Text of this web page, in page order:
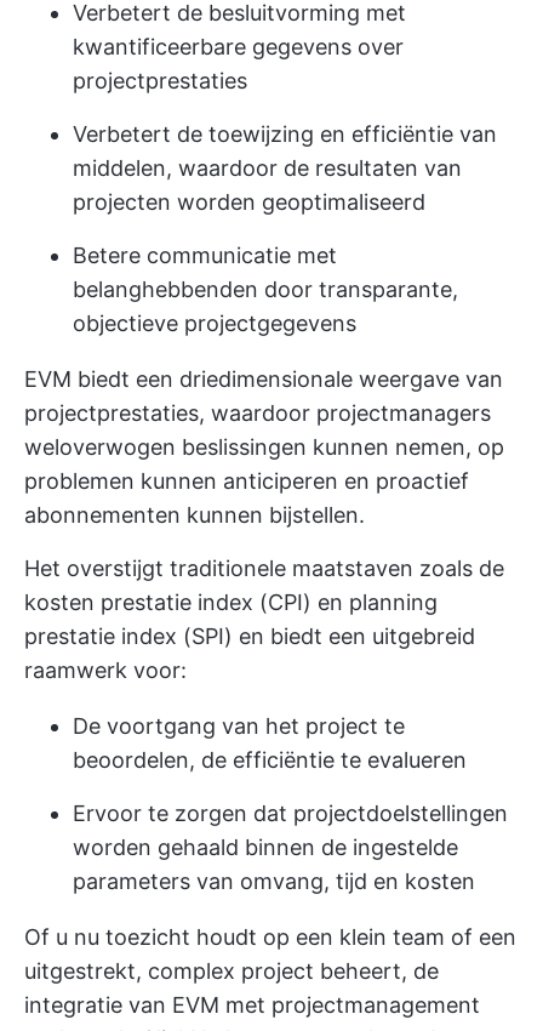
Verbetert de besluitvorming met
kwantificeerbare gegevens over
projectprestaties
Verbetert de toewijzing en efficiëntie van
middelen, waardoor de resultaten van
projecten worden geoptimaliseerd
Betere communicatie met
belanghebbenden door transparante,
objectieve projectgegevens
EVM biedt een driedimensionale weergave van
projectprestaties, waardoor projectmanagers
weloverwogen beslissingen kunnen nemen, op
problemen kunnen anticiperen en proactief
abonnementen kunnen bijstellen.
Het overstijgt traditionele maatstaven zoals de
kosten prestatie index (CPI) en planning
prestatie index (SPI) en biedt een uitgebreid
raamwerk voor:
De voortgang van het project te
beoordelen, de efficiëntie te evalueren
Ervoor te zorgen dat projectdoelstellingen
worden gehaald binnen de ingestelde
parameters van omvang, tijd en kosten
Of u nu toezicht houdt op een klein team of een
uitgestrekt, complex project beheert, de
integratie van EVM met projectmanagement